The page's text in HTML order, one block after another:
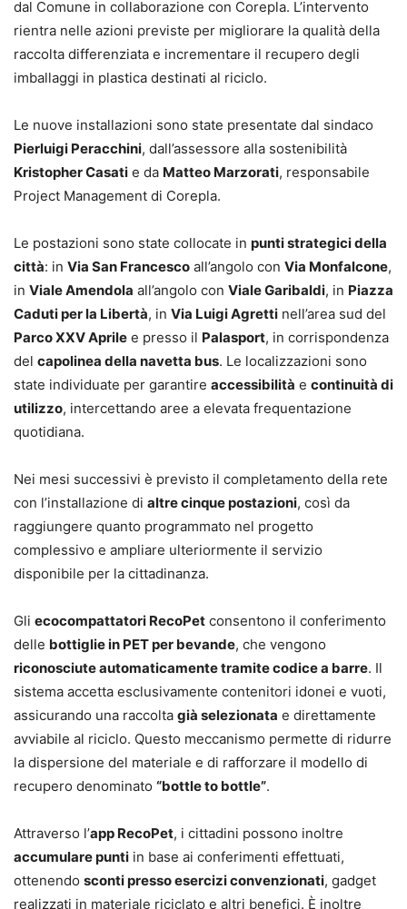
dal Comune in collaborazione con Corepla. L’intervento
rientra nelle azioni previste per migliorare la qualità della
raccolta differenziata e incrementare il recupero degli
imballaggi in plastica destinati al riciclo.
Le nuove installazioni sono state presentate dal sindaco
Pierluigi Peracchini, dall’assessore alla sostenibilità
Kristopher Casati e da Matteo Marzorati, responsabile
Project Management di Corepla.
Le postazioni sono state collocate in punti strategici della
città: in Via San Francesco all’angolo con Via Monfalcone,
in Viale Amendola all’angolo con Viale Garibaldi, in Piazza
Caduti per la Libertà, in Via Luigi Agretti nell’area sud del
Parco XXV Aprile e presso il Palasport, in corrispondenza
del capolinea della navetta bus. Le localizzazioni sono
state individuate per garantire accessibilità e continuità di
utilizzo, intercettando aree a elevata frequentazione
quotidiana.
Nei mesi successivi è previsto il completamento della rete
con l’installazione di altre cinque postazioni, così da
raggiungere quanto programmato nel progetto
complessivo e ampliare ulteriormente il servizio
disponibile per la cittadinanza.
Gli ecocompattatori RecoPet consentono il conferimento
delle bottiglie in PET per bevande, che vengono
riconosciute automaticamente tramite codice a barre. Il
sistema accetta esclusivamente contenitori idonei e vuoti,
assicurando una raccolta già selezionata e direttamente
avviabile al riciclo. Questo meccanismo permette di ridurre
la dispersione del materiale e di rafforzare il modello di
recupero denominato “bottle to bottle”.
Attraverso l’app RecoPet, i cittadini possono inoltre
accumulare punti in base ai conferimenti effettuati,
ottenendo sconti presso esercizi convenzionati, gadget
realizzati in materiale riciclato e altri benefici. È inoltre